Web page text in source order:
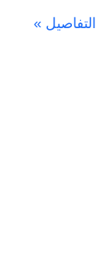
التفاصيل »